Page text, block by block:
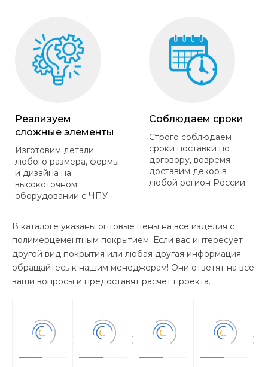
Реализуем
сложные элементы
Изготовим детали
любого размера, формы
и дизайна на
высокоточном
оборудовании с ЧПУ.
Соблюдаем сроки
Строго соблюдаем
сроки поставки по
договору, вовремя
доставим декор в
любой регион России.
В каталоге указаны оптовые цены на все изделия с
полимерцементным покрытием. Если вас интересует
другой вид покрытия или любая другая информация -
обращайтесь к нашим менеджерам! Они ответят на все
ваши вопросы и предоставят расчет проекта.